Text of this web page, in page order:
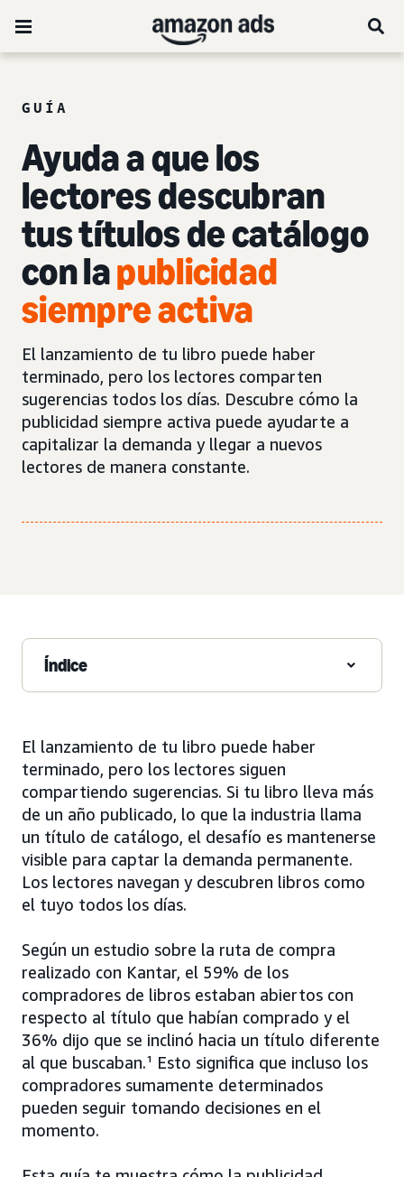
GUÍA
Ayuda a que los
lectores descubran
tus títulos de catálogo
con lapublicidad
siempre activa
El lanzamiento de tu libro puede haber
terminado, pero los lectores comparten
sugerencias todos los días. Descubre cómo la
publicidad siempre activa puede ayudarte a
capitalizar la demanda y llegar a nuevos
lectores de manera constante.
Índice
El lanzamiento de tu libro puede haber
terminado, pero los lectores siguen
compartiendo sugerencias. Si tu libro lleva más
de un año publicado, lo que la industria llama
un título de catálogo, el desafío es mantenerse
visible para captar la demanda permanente.
Los lectores navegan y descubren libros como
el tuyo todos los días.
Según un estudio sobre la ruta de compra
realizado con Kantar, el 59% de los
compradores de libros estaban abiertos con
respecto al título que habían comprado y el
36% dijo que se inclinó hacia un título diferente
al que buscaban.¹ Esto significa que incluso los
compradores sumamente determinados
pueden seguir tomando decisiones en el
momento.